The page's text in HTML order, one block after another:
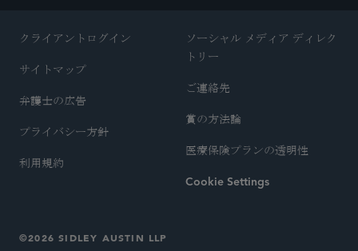
クライアントログイン
サイトマップ
弁護士の広告
プライバシー方針
利用規約
ソーシャル メディア ディレク
トリー
ご連絡先
賞の方法論
医療保険プランの透明性
Cookie Settings
©2026 SIDLEY AUSTIN LLP